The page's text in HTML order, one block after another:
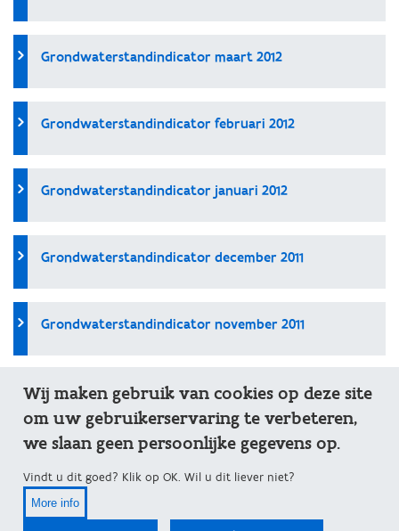
Grondwaterstandindicator maart 2012
Grondwaterstandindicator februari 2012
Grondwaterstandindicator januari 2012
Grondwaterstandindicator december 2011
Grondwaterstandindicator november 2011
Grondwaterstandindicator oktober 2011
Grondwaterstandindicator september 2011
Grondwaterstandindicator augustust 2011
Wij maken gebruik van cookies op deze site
om uw gebruikerservaring te verbeteren,
we slaan geen persoonlijke gegevens op.
Vindt u dit goed? Klik op OK. Wil u dit liever niet?
More info